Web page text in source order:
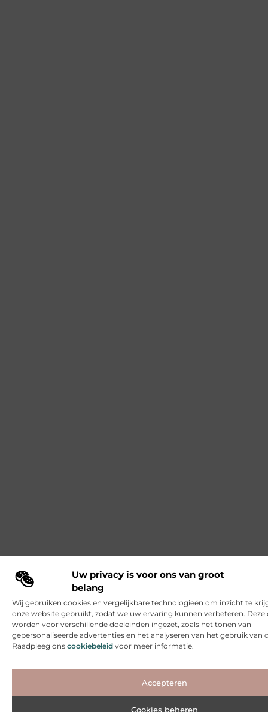
Uw privacy is voor ons van groot
belang
Wij gebruiken cookies en vergelijkbare technologieën om inzicht te
onze website gebruikt, zodat we uw ervaring kunnen verbeteren. Deze
worden voor verschillende doeleinden ingezet, zoals het tonen van
gepersonaliseerde advertenties en het analyseren van het gebruik van
Raadpleeg ons cookiebeleid voor meer informatie.
Accepteren
Cookies beheren